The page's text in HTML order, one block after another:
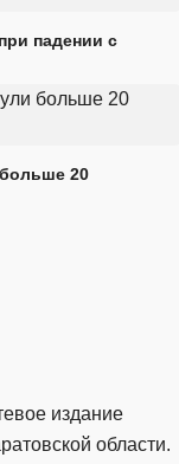
падении с
20
издание
области.